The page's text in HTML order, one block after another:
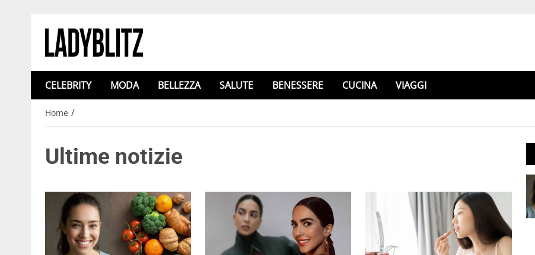
CELEBRITY MODA BELLEZZA SALUTE BENESSERE CUCINA VIAGGI
Home /
Ultime notizie